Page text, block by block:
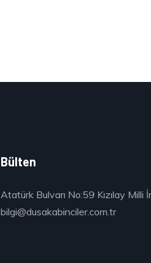
Bülten
Atatürk Bulvarı No:59 Kızılay Milli
bilgi@dusakabinciler.com.tr